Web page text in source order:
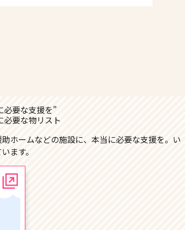
必要な支援を”
必要な物リスト
ホームなどの施設に、本当に必要な支援を。い
ます。